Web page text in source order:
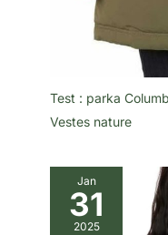
Test : parka
Vestes nature
Jan
31
2025